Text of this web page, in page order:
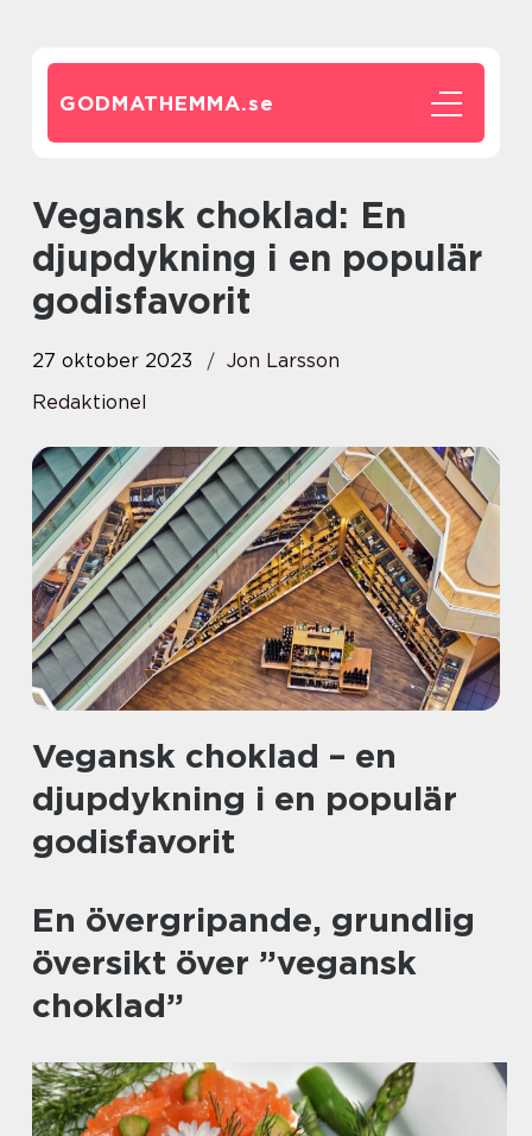
GODMATHEMMA.se
Vegansk choklad: En
djupdykning i en populär
godisfavorit
27 oktober 2023
Jon Larsson
Redaktionel
Vegansk choklad – en
djupdykning i en populär
godisfavorit
En övergripande, grundlig
översikt över ”vegansk
choklad”